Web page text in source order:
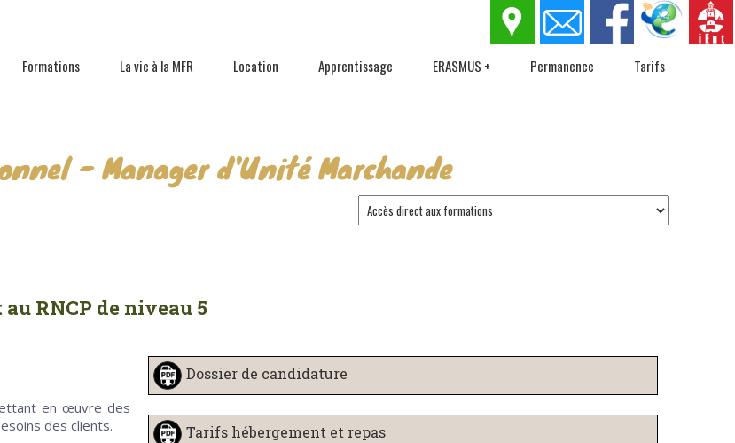
Formations La vie à la MFR Location Apprentissage ERASMUS + Permanence Tarifs
- Manager d'Unité Marchande
RNCP de niveau 5
en œuvre des
des clients.
Dossier de candidature
Tarifs hébergement et repas